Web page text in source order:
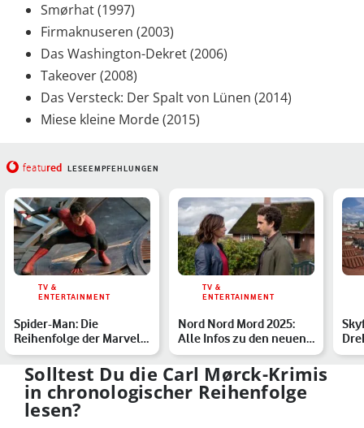
Smørhat (1997)
Firmaknuseren (2003)
Das Washington-Dekret (2006)
Takeover (2008)
Das Versteck: Der Spalt von Lünen (2014)
Miese kleine Morde (2015)
featured LESEEMPFEHLUNGEN
TV &
ENTERTAINMENT
Spider-Man: Die
Reihenfolge der Marvel-
Filme mit Tom Holland
TV &
ENTERTAINMENT
Nord Nord Mord 2025:
Alle Infos zu den neuen
Folgen
Solltest Du die Carl Mørck-Krimis
in chronologischer Reihenfolge
lesen?